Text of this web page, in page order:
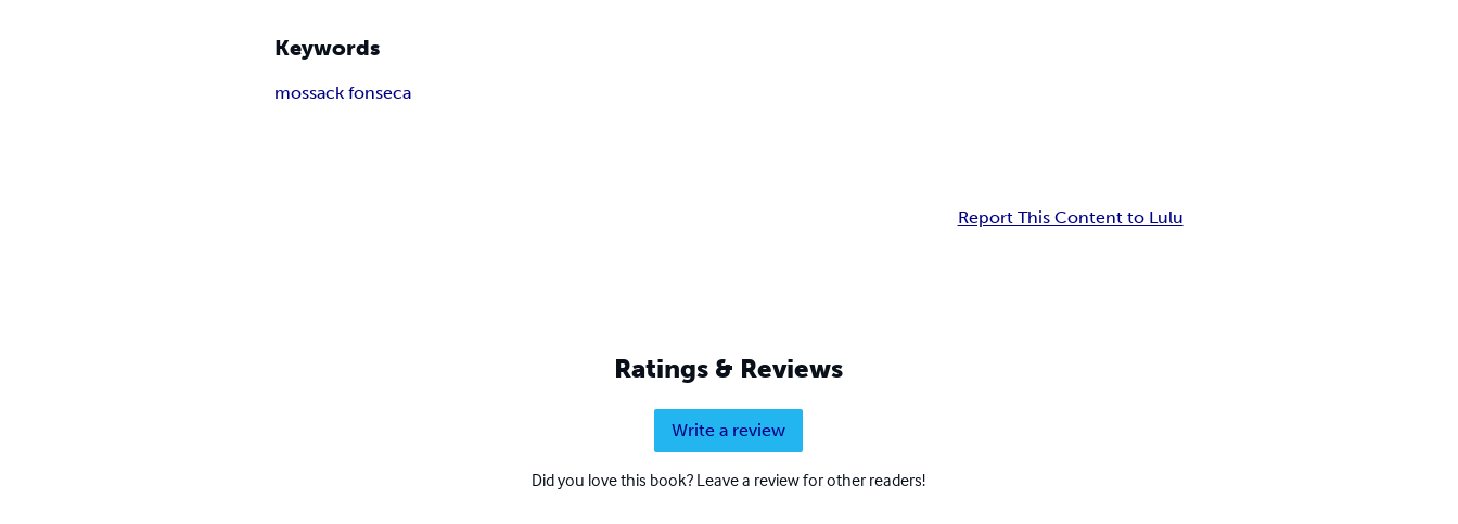
Keywords
mossack fonseca
Report This Content to Lulu
Ratings & Reviews
Write a review
Did you love this book? Leave a review for other readers!